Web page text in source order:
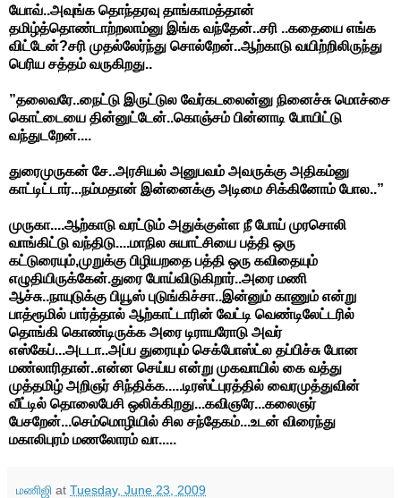
யோவ்..அவுங்க தொந்தரவு தாங்காமத்தான்
தமிழ்த்தொண்டாற்றலாம்னு இங்க வந்தேன்..சரி ..கதையை எங்க
விட்டேன்?சரி முதல்லேர்ந்து சொல்றேன்..ஆற்காடு வயிற்றிலிருந்து
பெரிய சத்தம் வருகிறது..
”தலைவரே..நைட்டு இருட்டுல வேர்கடலைன்னு நினைச்சு மொச்சை
கொட்டையை தின்னுட்டேன்..கொஞ்சம் பின்னாடி போயிட்டு
வந்துடறேன்....
துரைமுருகன் சே..அரசியல் அனுபவம் அவருக்கு அதிகம்னு
காட்டிட்டார்...நம்மதான் இன்னைக்கு அடிமை சிக்கினோம் போல..”
முருகா....ஆற்காடு வரட்டும் அதுக்குள்ள நீ போய் முரசொலி
வாங்கிட்டு வந்திடு....மாநில சுயாட்சியை பத்தி ஒரு
கட்டுரையும்,முறுக்கு பிழியறதை பத்தி ஒரு கவிதையும்
எழுதியிருக்கேன்.துரை போய்விடுகிறார்..அரை மணி
ஆச்சு..நாயுடுக்கு பியூஸ் புடுங்கிச்சா..இன்னும் காணும் என்று
பாத்ரூமில் பார்த்தால் ஆற்காட்டாரின் வேட்டி வெண்டிலேட்டரில்
தொங்கி கொண்டிருக்க அரை டிராயரோடு அவர்
எஸ்கேப்...அடடா..அப்ப துரையும் செக்போஸ்ட்ல தப்பிச்சு போன
மண்லாரிதான்..என்ன செய்ய என்று முகவாயில் கை வத்து
முத்தமிழ் அறிஞர் சிந்திக்க.....டிரஸ்ட்புரத்தில் வைரமுத்துவின்
வீட்டில் தொலைபேசி ஒலிக்கிறது...கவிஞரே...கலைஞர்
பேசறேன்...செம்மொழியில் சில சந்தேகம்...உடன் விரைந்து
மகாலிபுரம் மணலோரம் வா.....
மணிஜி at Tuesday, June 23, 2009